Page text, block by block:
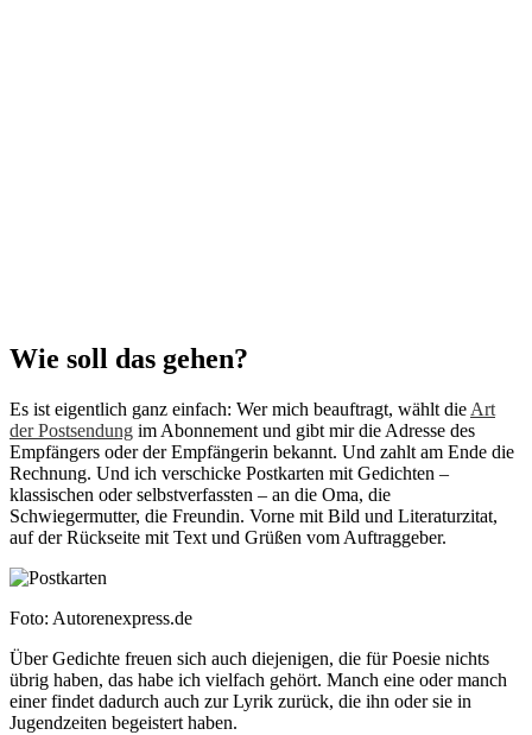
Wie soll das gehen?
Es ist eigentlich ganz einfach: Wer mich beauftragt, wählt die Art
der Postsendung im Abonnement und gibt mir die Adresse des
Empfängers oder der Empfängerin bekannt. Und zahlt am Ende die
Rechnung. Und ich verschicke Postkarten mit Gedichten –
klassischen oder selbstverfassten – an die Oma, die
Schwiegermutter, die Freundin. Vorne mit Bild und Literaturzitat,
auf der Rückseite mit Text und Grüßen vom Auftraggeber.
Foto: Autorenexpress.de
Über Gedichte freuen sich auch diejenigen, die für Poesie nichts
übrig haben, das habe ich vielfach gehört. Manch eine oder manch
einer findet dadurch auch zur Lyrik zurück, die ihn oder sie in
Jugendzeiten begeistert haben.